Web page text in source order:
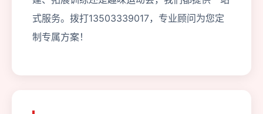
式服务。拨打13503339017，专业顾问为您定
制专属方案！